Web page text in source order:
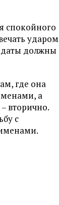
спокойного
ударом
должны
где она
а
вторично.
с